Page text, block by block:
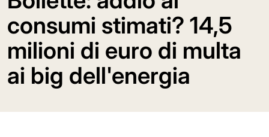
consumi stimati? 14,5
milioni di euro di multa
ai big dell'energia